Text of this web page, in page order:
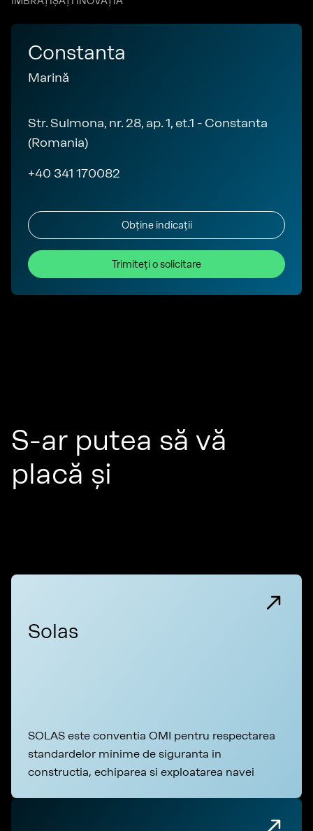
Constanta
Marină
Str. Sulmona, nr. 28, ap. 1, et.1 - Constanta
(Romania)
+40 341 170082
Obține indicații
Trimiteți o solicitare
S-ar putea să vă
placă și
Solas
SOLAS este conventia OMI pentru respectarea
standardelor minime de siguranta in
constructia, echiparea si exploatarea navei